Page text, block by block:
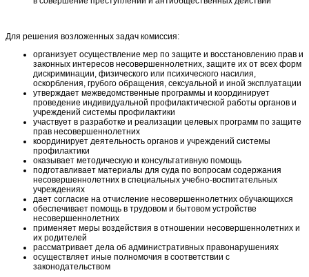
Для решения возложенных задач комиссия:
организует осуществление мер по защите и восстановлению прав и
законных интересов несовершеннолетних, защите их от всех форм
дискриминации, физического или психического насилия,
оскорбления, грубого обращения, сексуальной и иной эксплуатации
утверждает межведомственные программы и координирует
проведение индивидуальной профилактической работы органов и
учреждений системы профилактики
участвует в разработке и реализации целевых программ по защите
прав несовершеннолетних
координирует деятельность органов и учреждений системы
профилактики
оказывает методическую и консультативную помощь
подготавливает материалы для суда по вопросам содержания
несовершеннолетних в специальных учебно-воспитательных
учреждениях
дает согласие на отчисление несовершеннолетних обучающихся
обеспечивает помощь в трудовом и бытовом устройстве
несовершеннолетних
применяет меры воздействия в отношении несовершеннолетних и
их родителей
рассматривает дела об административных правонарушениях
осуществляет иные полномочия в соответствии с
законодательством